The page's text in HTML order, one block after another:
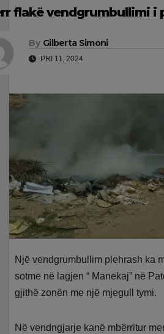
flakë vendgrumbullimi i
By Gilberta Simoni
PRI 11, 2024
Një vendgrumbullim plehrash ka
sotme në lagjen “ Manekaj” në
gjithë zonën me një mjegull tymi.
Në vendngjarje kanë mbërritur